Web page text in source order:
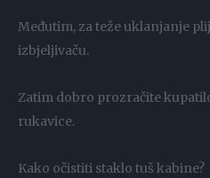
Međutim, za teže uklanjanje
izbjeljivaču.
Zatim dobro prozračite
rukavice.
Kako očistiti staklo tuš kabine?